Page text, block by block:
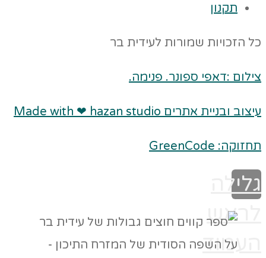
תקנון
כל הזכויות שמורות לעידית בר
צילום :דאפי ספונר. פנימה.
עיצוב ובניית אתרים Made with ❤ hazan studio
תחזוקה: GreenCode
גלילה
לראש
העמוד